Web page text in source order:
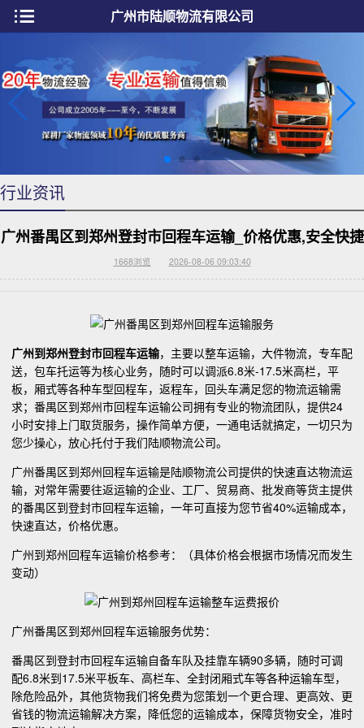
广州市陆顺物流有限公司
行业资讯
广州番禺区到郑州登封市回程车运输_价格优惠,安全快捷
1668浏览 2026-08-06 09:03:40
广州到郑州登封市回程车运输，主要以整车运输，大件物流，专车配
送，包车托运等为核心业务，随时可以调派6.8米-17.5米高栏，平
板，厢式等各种车型回程车，返程车，回头车满足您的物流运输需
求；番禺区到郑州市回程车运输公司拥有专业的物流团队，提供24
小时安排上门取货服务，操作简单方便，一通电话就搞定，一切只为
您少操心，放心托付于我们陆顺物流公司。
广州番禺区到郑州回程车运输是陆顺物流公司提供的快速直达物流运
输，对常年需要往返运输的企业、工厂、贸易商、批发商等货主提供
的番禺区到登封市回程车运输，一年可直接为您节省40%运输成本，
快速直达，价格优惠。
广州到郑州回程车运输价格参考：（具体价格会根据市场情况而发生
变动）
广州番禺区到郑州回程车运输服务优势：
番禺区到登封市回程车运输自备车队及挂靠车辆90多辆，随时可调
配6.8米到17.5米平板车、高栏车、全封闭厢式车等各种运输车型，
除危险品外，其他货物我们将免费为您策划一个更合理、更高效、更
省钱的物流运输解决方案，降低您的运输成本，保障货物安全，准时